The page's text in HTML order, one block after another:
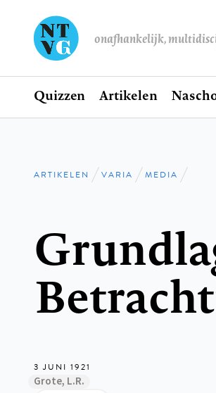
onafhankelijk,
Hoofdnavigatie
Home
Quizzen Artikelen
Kruimelpad
ARTIKELEN VARIA MEDIA
3 JUNI 1921
Grote, L.R.